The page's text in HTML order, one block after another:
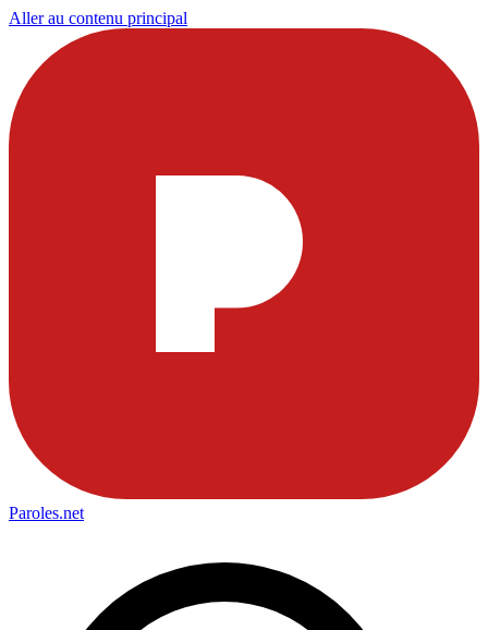
Aller au contenu principal
Paroles.net